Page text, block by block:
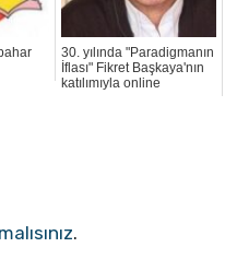
30. yılında "Paradigmanın
İflası" Fikret Başkaya'nın
katılımıyla online
.